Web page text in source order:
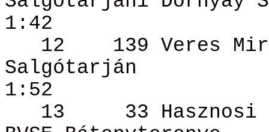
1:42
12
139 Veres
Salgótarján
1:52
13
33 Hasznosi